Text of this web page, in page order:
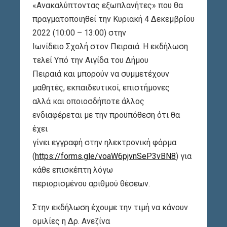
«Ανακαλύπτοντας εξωπλανήτες» που θα
πραγματοποιηθεί την Κυριακή 4 Δεκεμβρίου
2022 (10:00 – 13:00) στην
Ιωνίδειο Σχολή στον Πειραιά. Η εκδήλωση
τελεί Υπό την Αιγίδα του Δήμου
Πειραιά και μπορούν να συμμετέχουν
μαθητές, εκπαιδευτικοί, επιστήμονες
αλλά και οποιοσδήποτε άλλος
ενδιαφέρεται με την προϋπόθεση ότι θα
έχει
γίνει εγγραφή στην ηλεκτρονική φόρμα
(https://forms.gle/voaW6pjvnSeP3vBN8) για
κάθε επισκέπτη λόγω
περιορισμένου αριθμού θέσεων.
Στην εκδήλωση έχουμε την τιμή να κάνουν
ομιλίες η Δρ. Ανεζίνα